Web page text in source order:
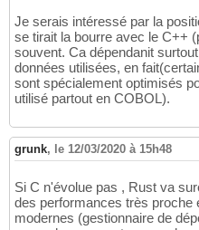
Je serais intéressé par la
se tirait la bourre avec le C++
souvent. Ca dépendanit
données utilisées, en
sont spécialement optimisés
utilisé partout en COBOL).
grunk, le 12/03/2020 à 15h48
Si C n'évolue pas , Rust va
des performances très proche
modernes (gestionnaire de